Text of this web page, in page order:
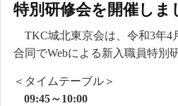
特別研修会を開催しま
TKC城北東京会は、令和3年4
合同でWebによる新入職員特別
＜タイムテーブル＞
09:45～10:00